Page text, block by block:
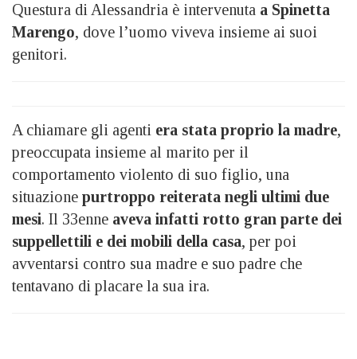
Questura di Alessandria è intervenuta a Spinetta
Marengo, dove l’uomo viveva insieme ai suoi
genitori.
A chiamare gli agenti era stata proprio la madre,
preoccupata insieme al marito per il
comportamento violento di suo figlio, una
situazione purtroppo reiterata negli ultimi due
mesi. Il 33enne aveva infatti rotto gran parte dei
suppellettili e dei mobili della casa, per poi
avventarsi contro sua madre e suo padre che
tentavano di placare la sua ira.